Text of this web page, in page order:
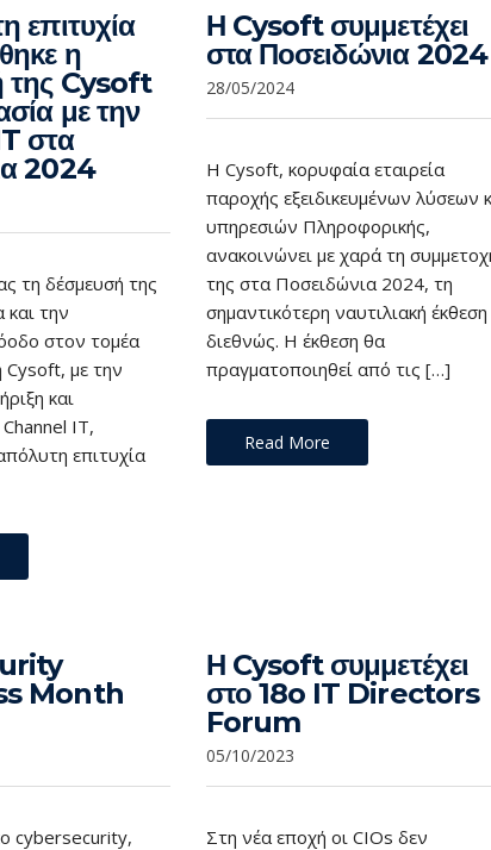
επιτυχία
η
της Cysoft
με την
στα
2024
τη δέσμευσή της
και την
στον τομέα
Cysoft, με την
και
IT,
επιτυχία
Η Cysoft συμμετέχει
στα Ποσειδώνια 2024
28/05/2024
Η Cysoft, κορυφαία εταιρεία
παροχής εξειδικευμένων λύσεων
υπηρεσιών Πληροφορικής,
ανακοινώνει με χαρά τη
της στα Ποσειδώνια 2024, τη
σημαντικότερη ναυτιλιακή έκθεση
διεθνώς. Η έκθεση θα
πραγματοποιηθεί από τις […]
Read More
Month
cybersecurity,
Η Cysoft συμμετέχει
στο 18o IT Directors
Forum
05/10/2023
Στη νέα εποχή οι CIOs δεν